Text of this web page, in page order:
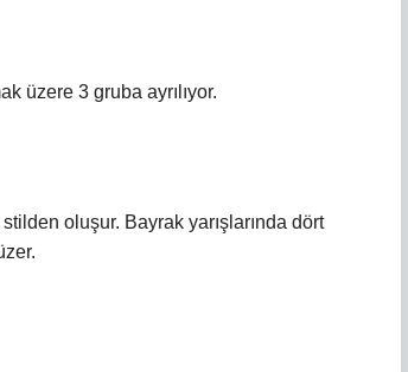
üzere 3 gruba ayrılıyor.
oluşur. Bayrak yarışlarında dört